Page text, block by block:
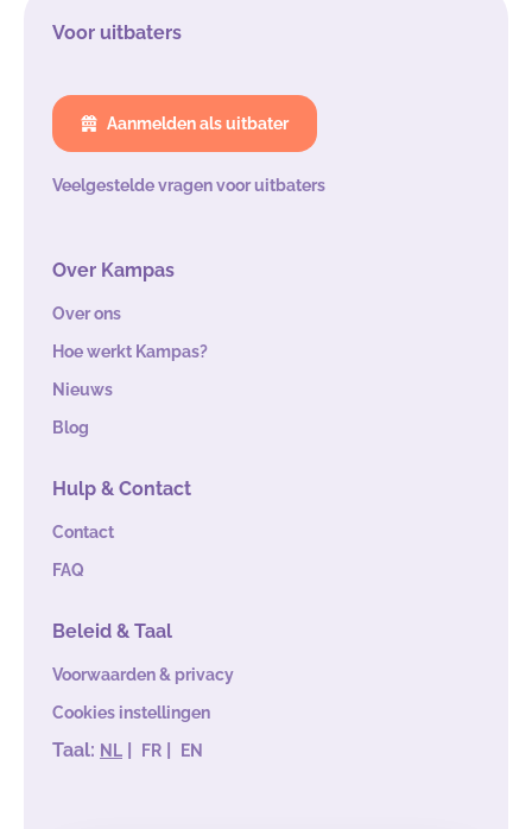
Voor uitbaters
Aanmelden als uitbater
Veelgestelde vragen voor uitbaters
Over Kampas
Over ons
Hoe werkt Kampas?
Nieuws
Blog
Hulp & Contact
Contact
FAQ
Beleid & Taal
Voorwaarden & privacy
Cookies instellingen
Taal: NL | FR | EN